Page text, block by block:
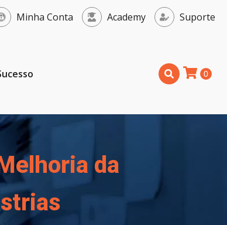
Minha Conta Academy Suporte
da